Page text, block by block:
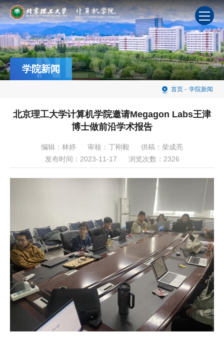
首页 - 学院新闻
学院新闻
NEWS
北京理工大学计算机学院邀请Megagon Labs王津
博士做前沿学术报告
编辑：林婷 审核：丁刚毅
供稿：柴成亮
发布时间：2023-11-17
浏览次数： 2326